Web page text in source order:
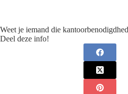
Weet je iemand die
Deel deze info!